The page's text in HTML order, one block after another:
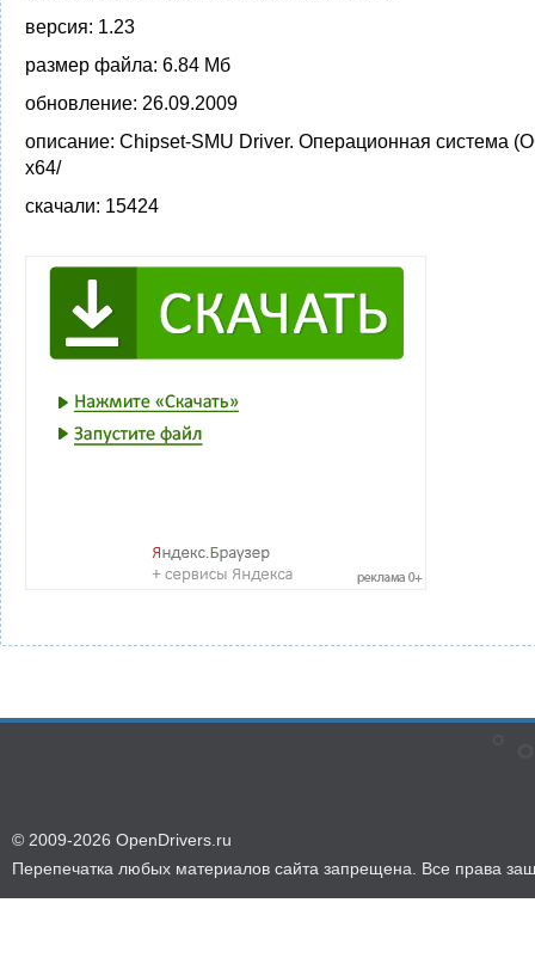
версия: 1.23
размер файла: 6.84 Мб
обновление: 26.09.2009
описание: Chipset-SMU Driver. Операционная система
x64/
скачали: 15424
© 2009-2026 OpenDrivers.ru
Перепечатка любых материалов сайта запрещена. Все права